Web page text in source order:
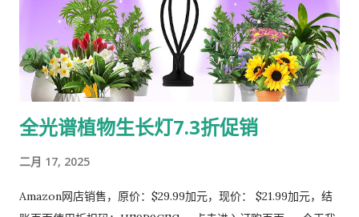
电头，半小时电量从10%冲到了 **85%以上**，与宣传的88%非
常接近。对于需要紧急出门的场景，这个回血速度堪称救命。 *
**iPad Pro (M2)**：同样在半小时内充入了超过90%的电量，
看剧、画图的电量焦虑大幅缓解。 * **三星 Galaxy S23
Ultra**：成功激活了45W超级快充协议，充电速度与原装线无
异，前半段充电如飞。 **测评员提示**：要实现这样的极速，**
20W“五福一安”，那这条线的潜力完全无法发挥。它是一把“利
剑”，但你需要为它配备足够强的“臂力”（充电头）。 #### **
全光谱植物生长灯7.3折促销
二月 17, 2025
Amazon网店销售，原价：$29.99加元，现价： $21.99加元，结